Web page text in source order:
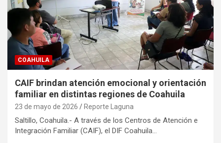
COAHUILA
CAIF brindan atención emocional y orientación
familiar en distintas regiones de Coahuila
23 de mayo de 2026 Reporte Laguna
Saltillo, Coahuila.- A través de los Centros de Atención e
Integración Familiar (CAIF), el DIF Coahuila…